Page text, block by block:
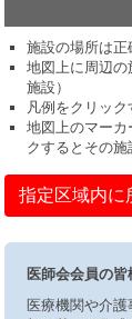
施設の場所は正
地図上に周辺
施設）
凡例をクリッ
地図上のマー
クするとその施
指定区域内に
医師会会員の皆
医療機関や介